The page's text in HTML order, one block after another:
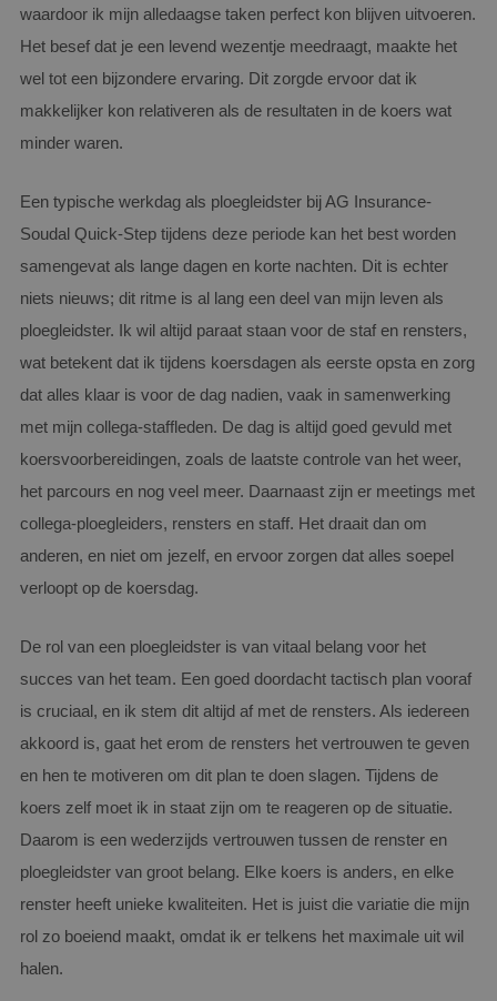
waardoor ik mijn alledaagse taken perfect kon blijven uitvoeren.
Het besef dat je een levend wezentje meedraagt, maakte het
wel tot een bijzondere ervaring. Dit zorgde ervoor dat ik
makkelijker kon relativeren als de resultaten in de koers wat
minder waren.
Een typische werkdag als ploegleidster bij AG Insurance-
Soudal Quick-Step tijdens deze periode kan het best worden
samengevat als lange dagen en korte nachten. Dit is echter
niets nieuws; dit ritme is al lang een deel van mijn leven als
ploegleidster. Ik wil altijd paraat staan voor de staf en rensters,
wat betekent dat ik tijdens koersdagen als eerste opsta en zorg
dat alles klaar is voor de dag nadien, vaak in samenwerking
met mijn collega-staffleden. De dag is altijd goed gevuld met
koersvoorbereidingen, zoals de laatste controle van het weer,
het parcours en nog veel meer. Daarnaast zijn er meetings met
collega-ploegleiders, rensters en staff. Het draait dan om
anderen, en niet om jezelf, en ervoor zorgen dat alles soepel
verloopt op de koersdag.
De rol van een ploegleidster is van vitaal belang voor het
succes van het team. Een goed doordacht tactisch plan vooraf
is cruciaal, en ik stem dit altijd af met de rensters. Als iedereen
akkoord is, gaat het erom de rensters het vertrouwen te geven
en hen te motiveren om dit plan te doen slagen. Tijdens de
koers zelf moet ik in staat zijn om te reageren op de situatie.
Daarom is een wederzijds vertrouwen tussen de renster en
ploegleidster van groot belang. Elke koers is anders, en elke
renster heeft unieke kwaliteiten. Het is juist die variatie die mijn
rol zo boeiend maakt, omdat ik er telkens het maximale uit wil
halen.